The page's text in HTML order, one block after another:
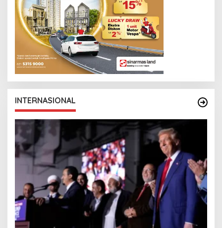
N
K
INTERNASIONAL